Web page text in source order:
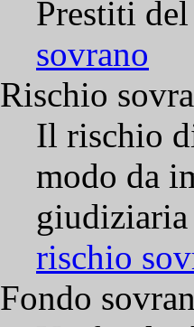
Prestiti
sovrano
Rischio
Il rischio
modo da
rischio
Fondo